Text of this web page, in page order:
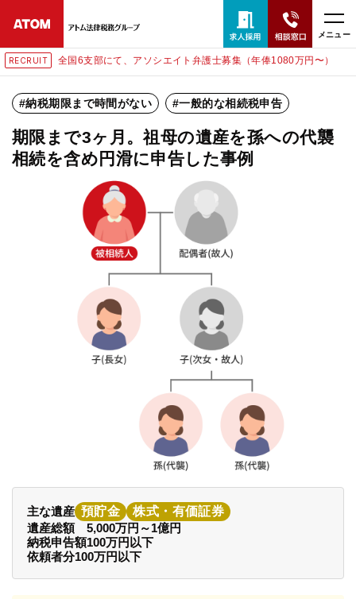
メニュー
RECRUIT 全国6支部にて、アソシエイト弁護士募集（年俸1080万円〜）
納税期限まで時間がない 一般的な相続税申告
期限まで3ヶ月。祖母の遺産を孫への代襲
相続を含め円滑に申告した事例
主な遺産 預貯金
株式・有価証券
遺産総額
5,000万円～1億円
納税申告額100万円以下
依頼者分100万円以下
24時間365日全国対応
無料相談窓口はこちら
電話・LINE・メールで相談予約受付中
求人採用
お知らせ